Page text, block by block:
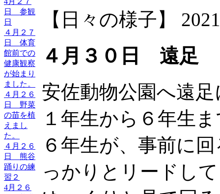
日 参観
日
４月２７
日 体育
館前での
健康観察
が始まり
ました。
４月２６
日 野菜
の苗を植
えまし
た。
４月２６
日 熊谷
踊りの練
習２
4月２６
【日々の様子】
４月３０日 遠足
安佐動物公園へ遠
１年生から６年生
６年生が、事前に
っかりとリードし